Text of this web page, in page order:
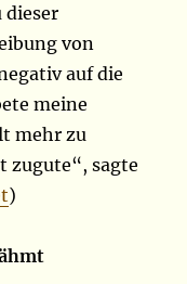
von
auf die
meine
mehr zu
zugute“, sagte
)